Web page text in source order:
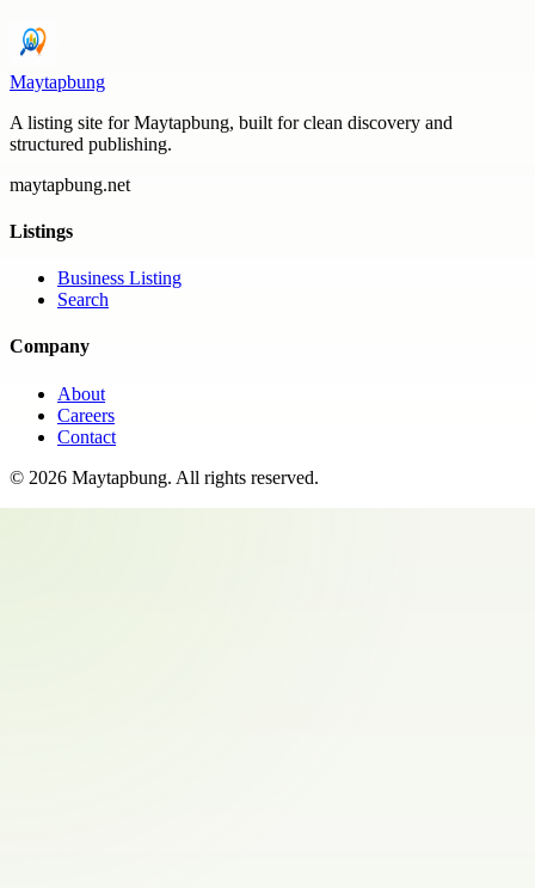
Maytapbung
A listing site for Maytapbung, built for clean discovery and
structured publishing.
maytapbung.net
Listings
Business Listing
Search
Company
About
Careers
Contact
© 2026 Maytapbung. All rights reserved.